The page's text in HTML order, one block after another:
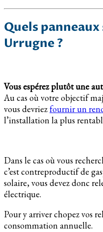
Quels
Urrugne ?
Vous espérez plutôt une
Au cas où votre objectif
vous devriezfournir un
l’installation la plus
Dans le cas où vous
c’est contreproductif de
solaire, vous devez donc
électrique.
Pour y arriver chopez vos
consommation annuelle.